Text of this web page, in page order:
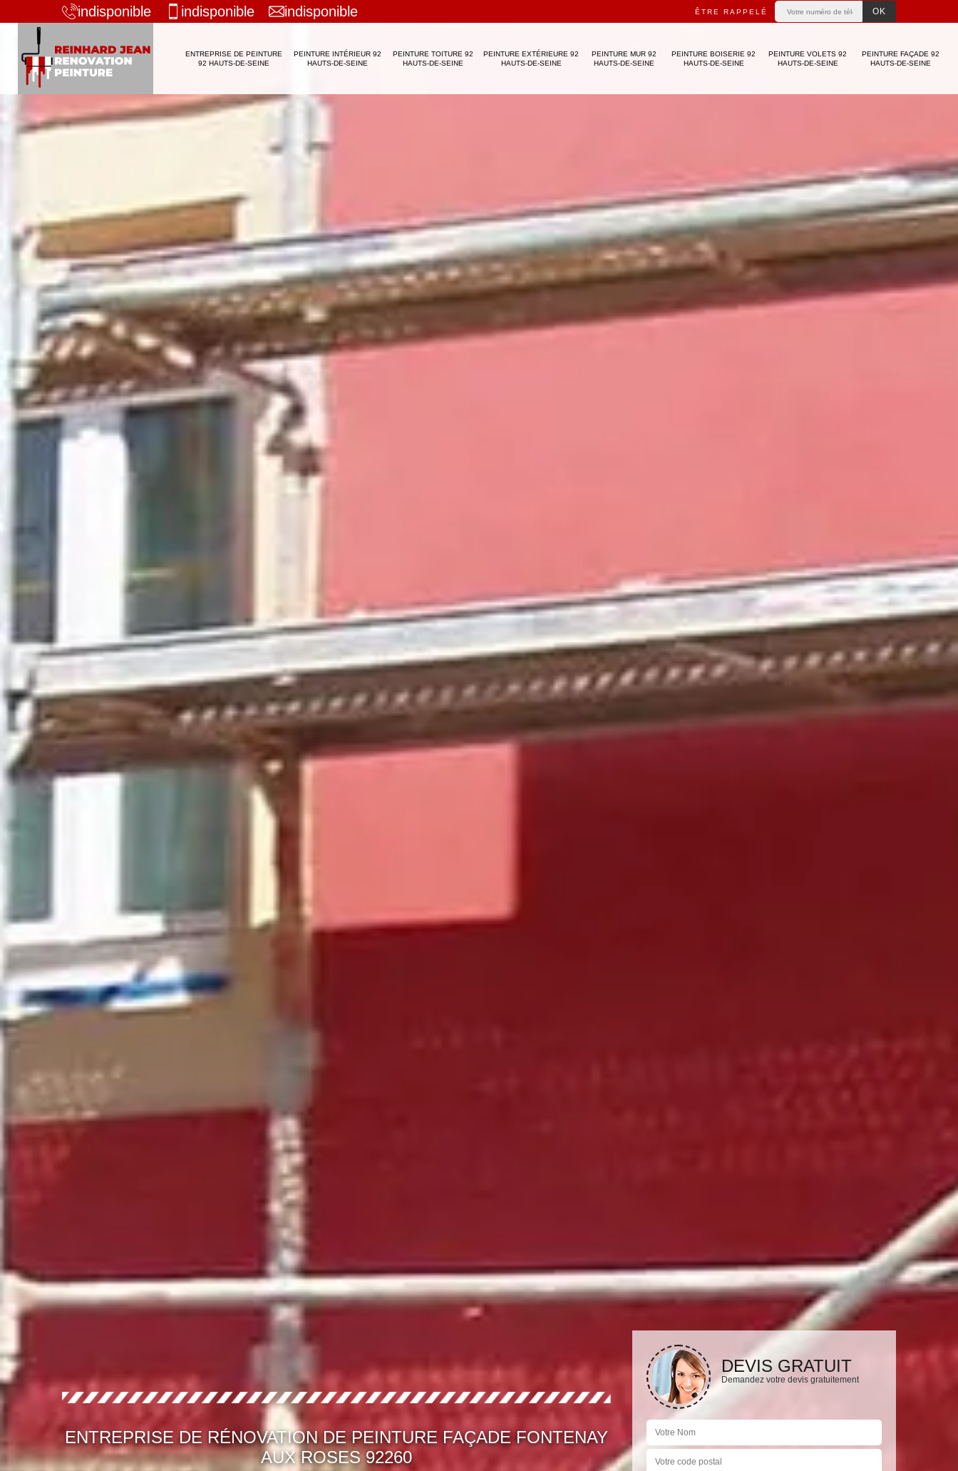
indisponible indisponible indisponible ÊTRE RAPPELÉ
ENTREPRISE DE PEINTURE
92 HAUTS-DE-SEINE
PEINTURE INTÉRIEUR 92
HAUTS-DE-SEINE
PEINTURE TOITURE 92
HAUTS-DE-SEINE
PEINTURE EXTÉRIEURE 92
HAUTS-DE-SEINE
PEINTURE MUR 92
HAUTS-DE-SEINE
PEINTURE BOISERIE 92
HAUTS-DE-SEINE
PEINTURE VOLETS 92
HAUTS-DE-SEINE
PEINTURE FAÇADE 92
HAUTS-DE-SEINE
ENTREPRISE DE RÉNOVATION DE PEINTURE FAÇADE FONTENAY
AUX ROSES 92260
DEVIS GRATUIT
Demandez votre devis gratuitement